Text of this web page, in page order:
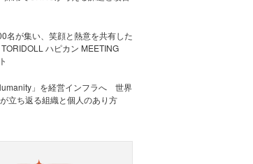
名が集い、笑顔と熱意を共有した
ハピカン MEETING
」を経営インフラへ 世界
立ち返る組織と個人のあり方